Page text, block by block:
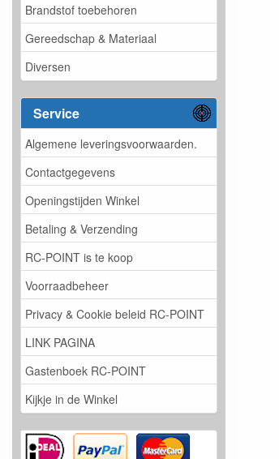
Brandstof toebehoren
Gereedschap & Materiaal
Diversen
Service
Algemene leveringsvoorwaarden.
Contactgegevens
Openingstijden Winkel
Betaling & Verzending
RC-POINT is te koop
Voorraadbeheer
Privacy & Cookie beleid RC-POINT
LINK PAGINA
Gastenboek RC-POINT
Kijkje in de Winkel